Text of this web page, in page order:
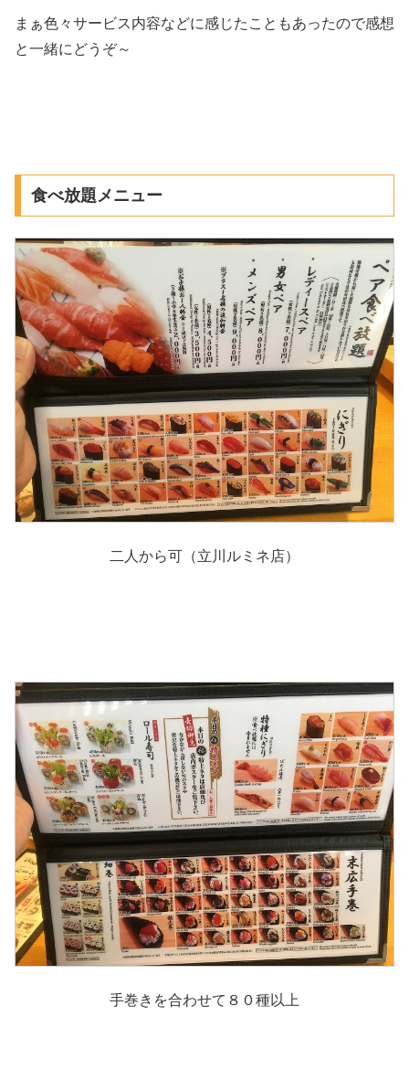
まぁ色々サービス内容などに感じたこともあったので感想
と一緒にどうぞ～
食べ放題メニュー
二人から可（立川ルミネ店）
手巻きを合わせて８０種以上